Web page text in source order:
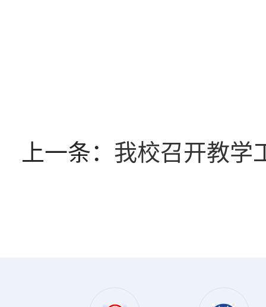
上一条： 我校召开教学